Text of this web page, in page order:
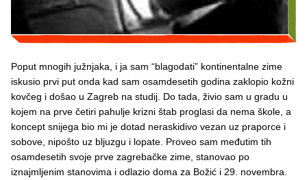
Poput mnogih južnjaka, i ja sam “blagodati” kontinentalne zime
iskusio prvi put onda kad sam osamdesetih godina zaklopio kožni
kovčeg i došao u Zagreb na studij. Do tada, živio sam u gradu u
kojem na prve četiri pahulje krizni štab proglasi da nema škole, a
koncept snijega bio mi je dotad neraskidivo vezan uz praporce i
sobove, nipošto uz bljuzgu i lopate. Proveo sam međutim tih
osamdesetih svoje prve zagrebačke zime, stanovao po
iznajmljenim stanovima i odlazio doma za Božić i 29. novembra.